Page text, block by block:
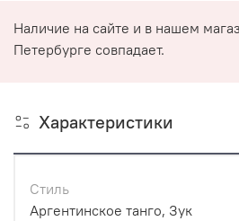
Наличие на сайте и в нашем
Петербурге совпадает.
Характеристики
Стиль
Аргентинское танго, Зук